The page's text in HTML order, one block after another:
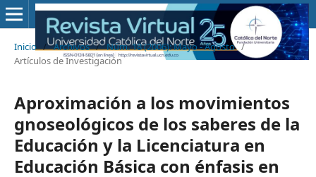
Inicio / Archivos / Núm. 18 (2006): Mayo - Agosto /
Artículos de Investigación
Aproximación a los movimientos
gnoseológicos de los saberes de la
Educación y la Licenciatura en
Educación Básica con énfasis en